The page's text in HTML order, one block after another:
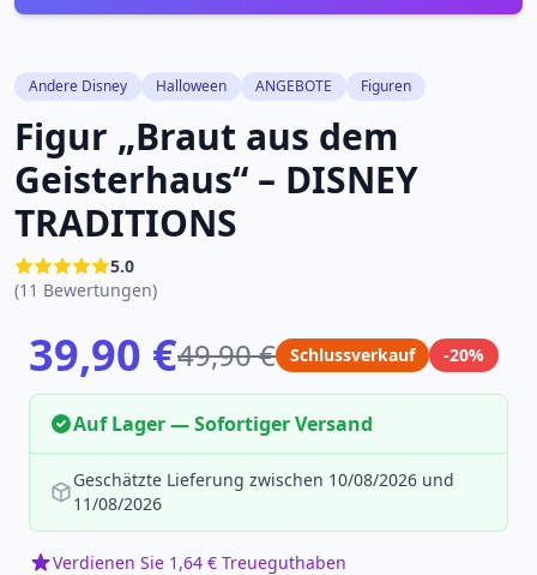
Andere Disney Halloween ANGEBOTE Figuren
Figur „Braut aus dem
Geisterhaus“ – DISNEY
TRADITIONS
5.0
(11 Bewertungen)
39,90 €49,90 € Schlussverkauf -20%
Auf Lager — Sofortiger Versand
Geschätzte Lieferung zwischen 10/08/2026 und
11/08/2026
Verdienen Sie 1,64 € Treueguthaben